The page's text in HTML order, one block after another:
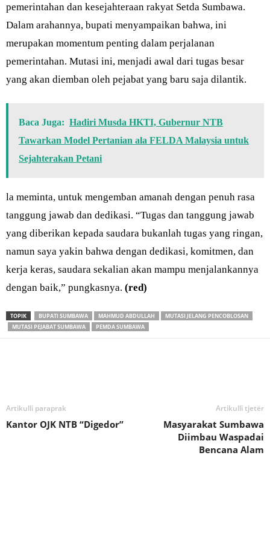
pemerintahan dan kesejahteraan rakyat Setda Sumbawa.
Dalam arahannya, bupati menyampaikan bahwa, ini
merupakan momentum penting dalam perjalanan
pemerintahan. Mutasi ini, menjadi awal dari tugas besar
yang akan diemban oleh pejabat yang baru saja dilantik.
Baca Juga: Hadiri Musda HKTI, Gubernur NTB
Tawarkan Model Pertanian ala FELDA Malaysia untuk
Sejahterakan Petani
la meminta, untuk mengemban amanah dengan penuh rasa
tanggung jawab dan dedikasi. “Tugas dan tanggung jawab
yang diberikan kepada saudara bukanlah tugas yang ringan,
namun saya yakin bahwa dengan dedikasi, komitmen, dan
kerja keras, saudara sekalian akan mampu menjalankannya
dengan baik,” pungkasnya. (red)
TOPIK BUPATI SUMBAWA MAHMUD ABDULLAH
MUTASI JELANG PENCOBLOSAN
MUTASI PEJABAT SUMBAWA
PEMDA SUMBAWA
Artikulli paraprak
Kantor OJK NTB “Digedor”
Artikulli tjetër
Masyarakat Sumbawa
Diimbau Waspadai
Bencana Alam